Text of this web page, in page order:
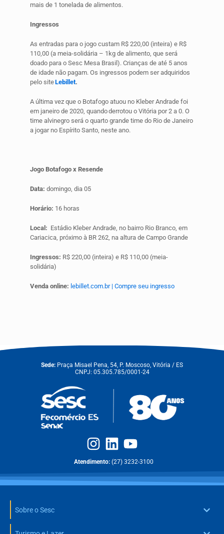
mais de 1 tonelada de alimentos.
Ingressos
As entradas para o jogo custam R$ 220,00 (inteira) e R$
110,00 (a meia-solidária – 1kg de alimento, que será
doado para o Sesc Mesa Brasil). Crianças de até 5 anos
de idade não pagam. Os ingressos podem ser adquiridos
pelo siteLebillet.
A última vez que o Botafogo atuou no Kleber Andrade foi
em janeiro de 2020, quando derrotou o Vitória por 2 a 0. O
time alvinegro será o quarto grande time do Rio de Janeiro
a jogar no Espírito Santo, neste ano.
Jogo Botafogo x Resende
Data: domingo, dia 05
Horário: 16 horas
Local: Estádio Kleber Andrade, no bairro Rio Branco, em
Cariacica, próximo à BR 262, na altura de Campo Grande
Ingressos: R$ 220,00 (inteira) e R$ 110,00 (meia-
solidária)
Venda online: lebillet.com.br | Compre seu ingresso
Sede: Praça Misael Pena, 54, P. Moscoso, Vitória / ES
CNPJ: 05.305.785/0001-24
Atendimento: (27) 3232-3100
Sobre o Sesc